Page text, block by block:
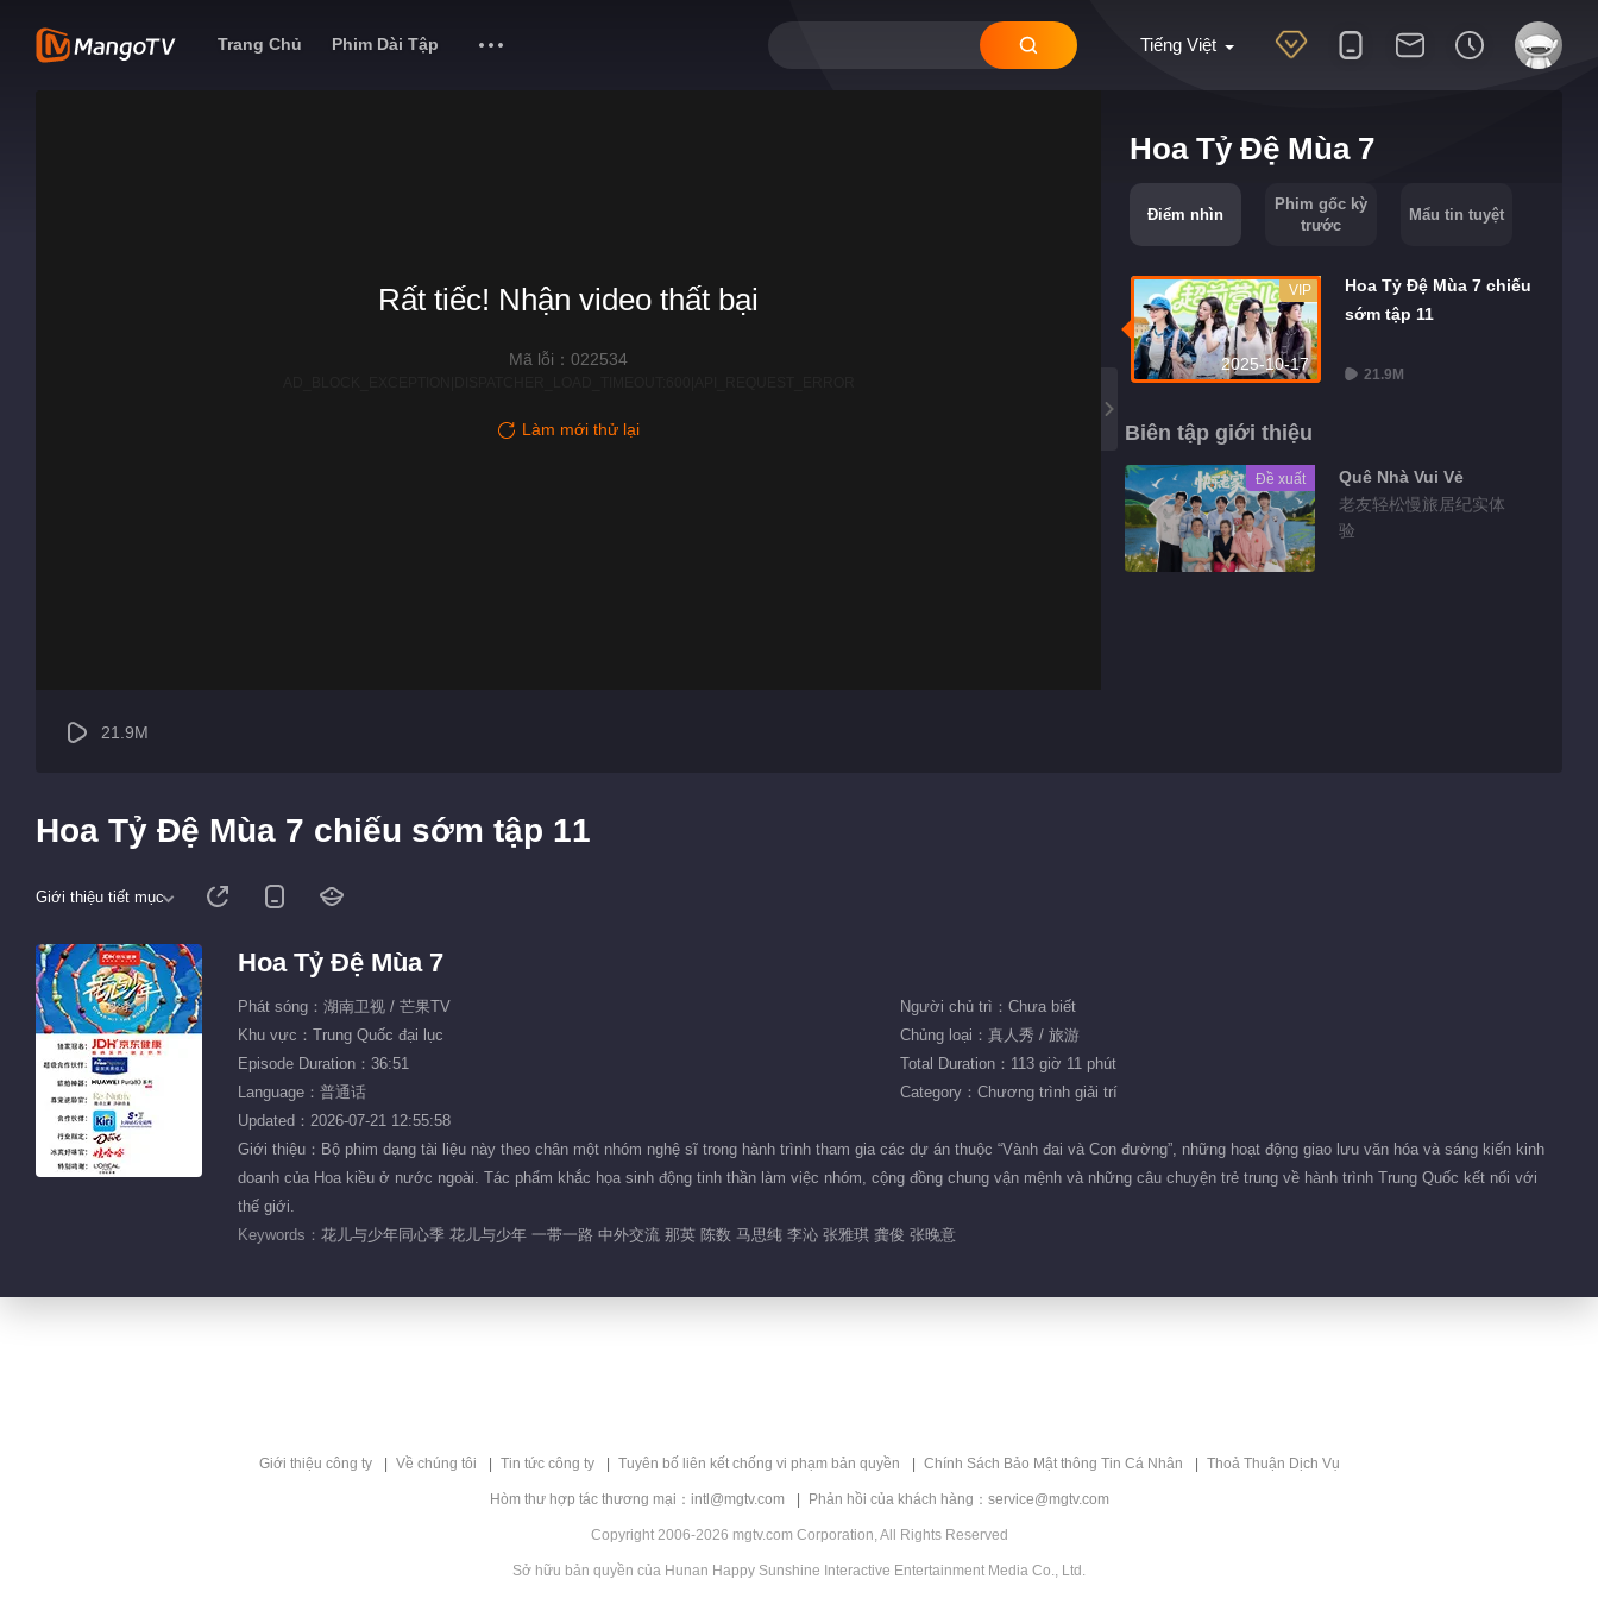
Tiếng Việt
Trang Chủ Phim Dài Tập
Hoa Tỷ Đệ Mùa 7
Điểm nhìn
Phim gốc kỳ
trước
Mẩu tin tuyệt
2025-10-17
VIP
Hoa Tỷ Đệ Mùa 7 chiếu
sớm tập 11
21.9M
Biên tập giới thiệu
Đề xuất
Quê Nhà Vui Vẻ
老友轻松慢旅居纪实体
验
Rất tiếc! Nhận video thất bại
Mã lỗi：022534
Làm mới thử lại
21.9M
Hoa Tỷ Đệ Mùa 7 chiếu sớm tập 11
Giới thiệu tiết mục
Hoa Tỷ Đệ Mùa 7
Phát sóng：湖南卫视 / 芒果TV
Người chủ trì：Chưa biết
Khu vực：Trung Quốc đại lục
Chủng loại：真人秀 / 旅游
Episode Duration：36:51
Total Duration：113 giờ 11 phút
Language：普通话
Category：Chương trình giải trí
Updated：2026-07-21 12:55:58
Giới thiệu：Bộ phim dạng tài liệu này theo chân một nhóm nghệ sĩ trong hành trình tham gia các dự án thuộc “Vành đai và Con đường”, những hoạt động giao lưu văn hóa và sáng kiến kinh
doanh của Hoa kiều ở nước ngoài. Tác phẩm khắc họa sinh động tinh thần làm việc nhóm, cộng đồng chung vận mệnh và những câu chuyện trẻ trung về hành trình Trung Quốc kết nối với
thế giới.
Keywords： 花儿与少年同心季 花儿与少年 一带一路 中外交流 那英 陈数 马思纯 李沁 张雅琪 龚俊 张晚意
Giới thiệu công ty Về chúng tôi Tin tức công ty Tuyên bố liên kết chống vi phạm bản quyền Chính Sách Bảo Mật thông Tin Cá Nhân Thoả Thuận Dịch Vụ
Hòm thư hợp tác thương mại：intl@mgtv.com Phản hồi của khách hàng：service@mgtv.com
Copyright 2006-2026 mgtv.com Corporation, All Rights Reserved
Sở hữu bản quyền của Hunan Happy Sunshine Interactive Entertainment Media Co., Ltd.